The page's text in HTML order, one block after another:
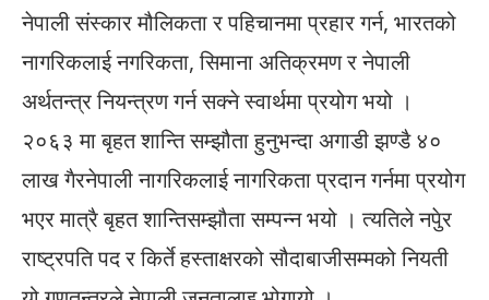
नेपाली संस्कार मौलिकता र पहिचानमा प्रहार गर्न, भारतको
नागरिकलाई नगरिकता, सिमाना अतिक्रमण र नेपाली
अर्थतन्त्र नियन्त्रण गर्न सक्ने स्वार्थमा प्रयोग भयो ।
२०६३ मा बृहत शान्ति सम्झौता हुनुभन्दा अगाडी झण्डै ४०
लाख गैरनेपाली नागरिकलाई नागरिकता प्रदान गर्नमा प्रयोग
भएर मात्रै बृहत शान्तिसम्झौता सम्पन्न भयो । त्यतिले नपुेर
राष्ट्रपति पद र किर्ते हस्ताक्षरको सौदाबाजीसम्मको नियती